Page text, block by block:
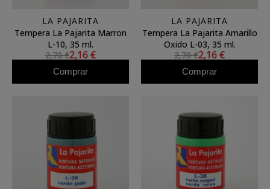
LA PAJARITA
Tempera La Pajarita Marron
L-10, 35 ml.
2,70 €2,16 €
Comprar
LA PAJARITA
Tempera La Pajarita Amarillo
Oxido L-03, 35 ml.
2,70 €2,16 €
Comprar